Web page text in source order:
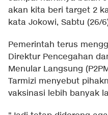
akan kita beri target 2
kata Jokowi, Sabtu (26/
Pemerintah terus
Direktur Pencegahan
Menular Langsung
Tarmizi menyebut
vaksinasi lebih banyak